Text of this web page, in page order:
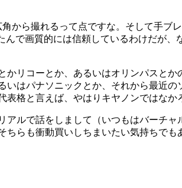
ら撮れるって点ですな。そして手ブ
で画質的には信頼しているわけだが
リコーとか、あるいはオリンパスとか
はパナソニックとか、それから最近
格と言えば、やはりキヤノンではなか
ルで話をしまして（いつもはバーチャ
らも衝動買いしちまいたい気持ちでも